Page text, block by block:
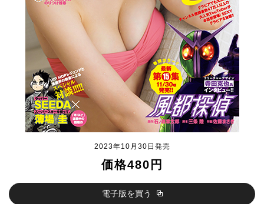
2023年10月30日発売
価格480円
電子版を買う